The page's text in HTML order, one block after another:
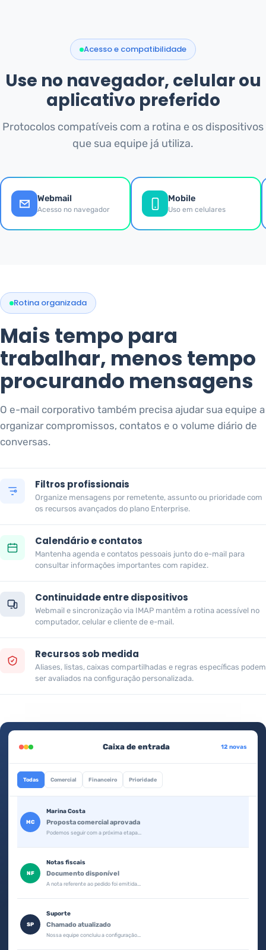
Acesso e compatibilidade
Use no navegador, celular ou
aplicativo preferido
Protocolos compatíveis com a rotina e os dispositivos
que sua equipe já utiliza.
Webmail
Acesso no navegador
Mobile
Uso em celulares
Rotina organizada
Mais tempo para
trabalhar, menos tempo
procurando mensagens
O e-mail corporativo também precisa ajudar sua equipe a
organizar compromissos, contatos e o volume diário de
conversas.
Filtros profissionais
Organize mensagens por remetente, assunto ou prioridade com
os recursos avançados do plano Enterprise.
Calendário e contatos
Mantenha agenda e contatos pessoais junto do e-mail para
consultar informações importantes com rapidez.
Continuidade entre dispositivos
Webmail e sincronização via IMAP mantêm a rotina acessível no
computador, celular e cliente de e-mail.
Recursos sob medida
Aliases, listas, caixas compartilhadas e regras específicas podem
ser avaliados na configuração personalizada.
Caixa de entrada 12 novas
Todas Comercial Financeiro Prioridade
MC
Marina Costa
Proposta comercial aprovada
Podemos seguir com a próxima etapa...
NF
Notas fiscais
Documento disponível
A nota referente ao pedido foi emitida...
SP
Suporte
Chamado atualizado
Nossa equipe concluiu a configuração...